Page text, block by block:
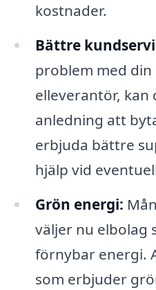
kostnader.
Bättre
problem med
elleverantör, kan
anledning att
erbjuda bättre
hjälp vid
Grön energi:
väljer nu elbolag
förnybar energi.
som erbjuder